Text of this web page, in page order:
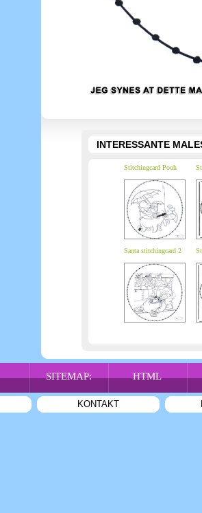
INTERESSANTE
Stitchingcard Pooh
Santa stitchingcard 2
SITEMAP: HTML
KONTAKT